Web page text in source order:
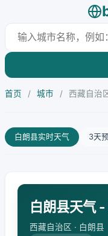
首页 / 城市 / 西藏自治
白朗县实时天气 3天
白朗县天气
西藏自治区 · 白朗县